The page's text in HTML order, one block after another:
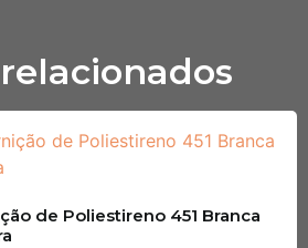
de Poliestireno 451 Branca